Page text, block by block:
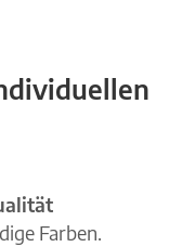
Farben.